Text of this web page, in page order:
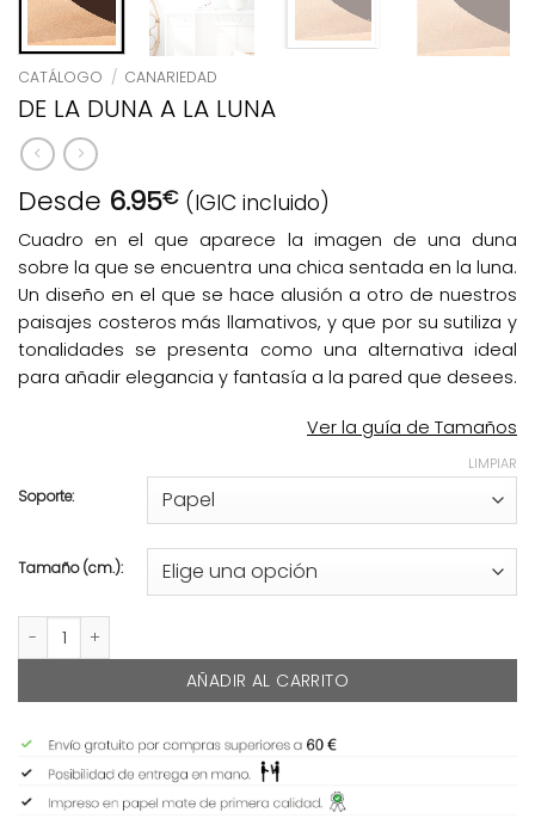
CATÁLOGO / CANARIEDAD
DE LA DUNA A LA LUNA
Desde 6.95€ (IGIC incluido)
Cuadro en el que aparece la imagen de una duna
sobre la que se encuentra una chica sentada en la luna.
Un diseño en el que se hace alusión a otro de nuestros
paisajes costeros más llamativos, y que por su sutiliza y
tonalidades se presenta como una alternativa ideal
para añadir elegancia y fantasía a la pared que desees.
Ver la guía de Tamaños
Soporte:
Tamaño (cm.):
LIMPIAR
DE LA DUNA A LA LUNA cantidad
AÑADIR AL CARRITO